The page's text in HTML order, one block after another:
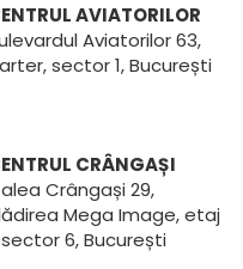
AVIATORILOR
Aviatorilor 63,
sector 1, București
CRÂNGAȘI
Crângași 29,
Mega Image, etaj
sector 6, București